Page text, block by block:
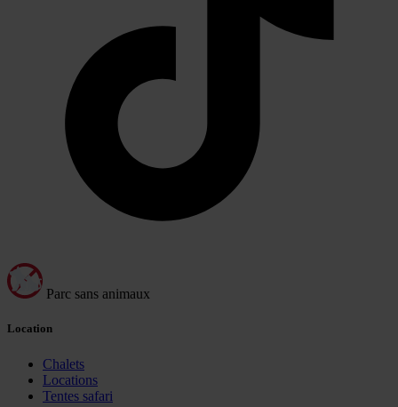
Parc sans animaux
Location
Chalets
Locations
Tentes safari